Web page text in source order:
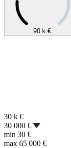
90 k €
30 k €
30 000 €
min 30 €
max 65 000 €